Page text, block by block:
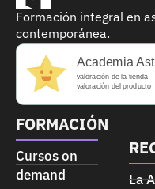
Formación integral en
contemporánea.
Academia
valoración de la tienda
valoración del producto
FORMACIÓN
Cursos on
demand
La